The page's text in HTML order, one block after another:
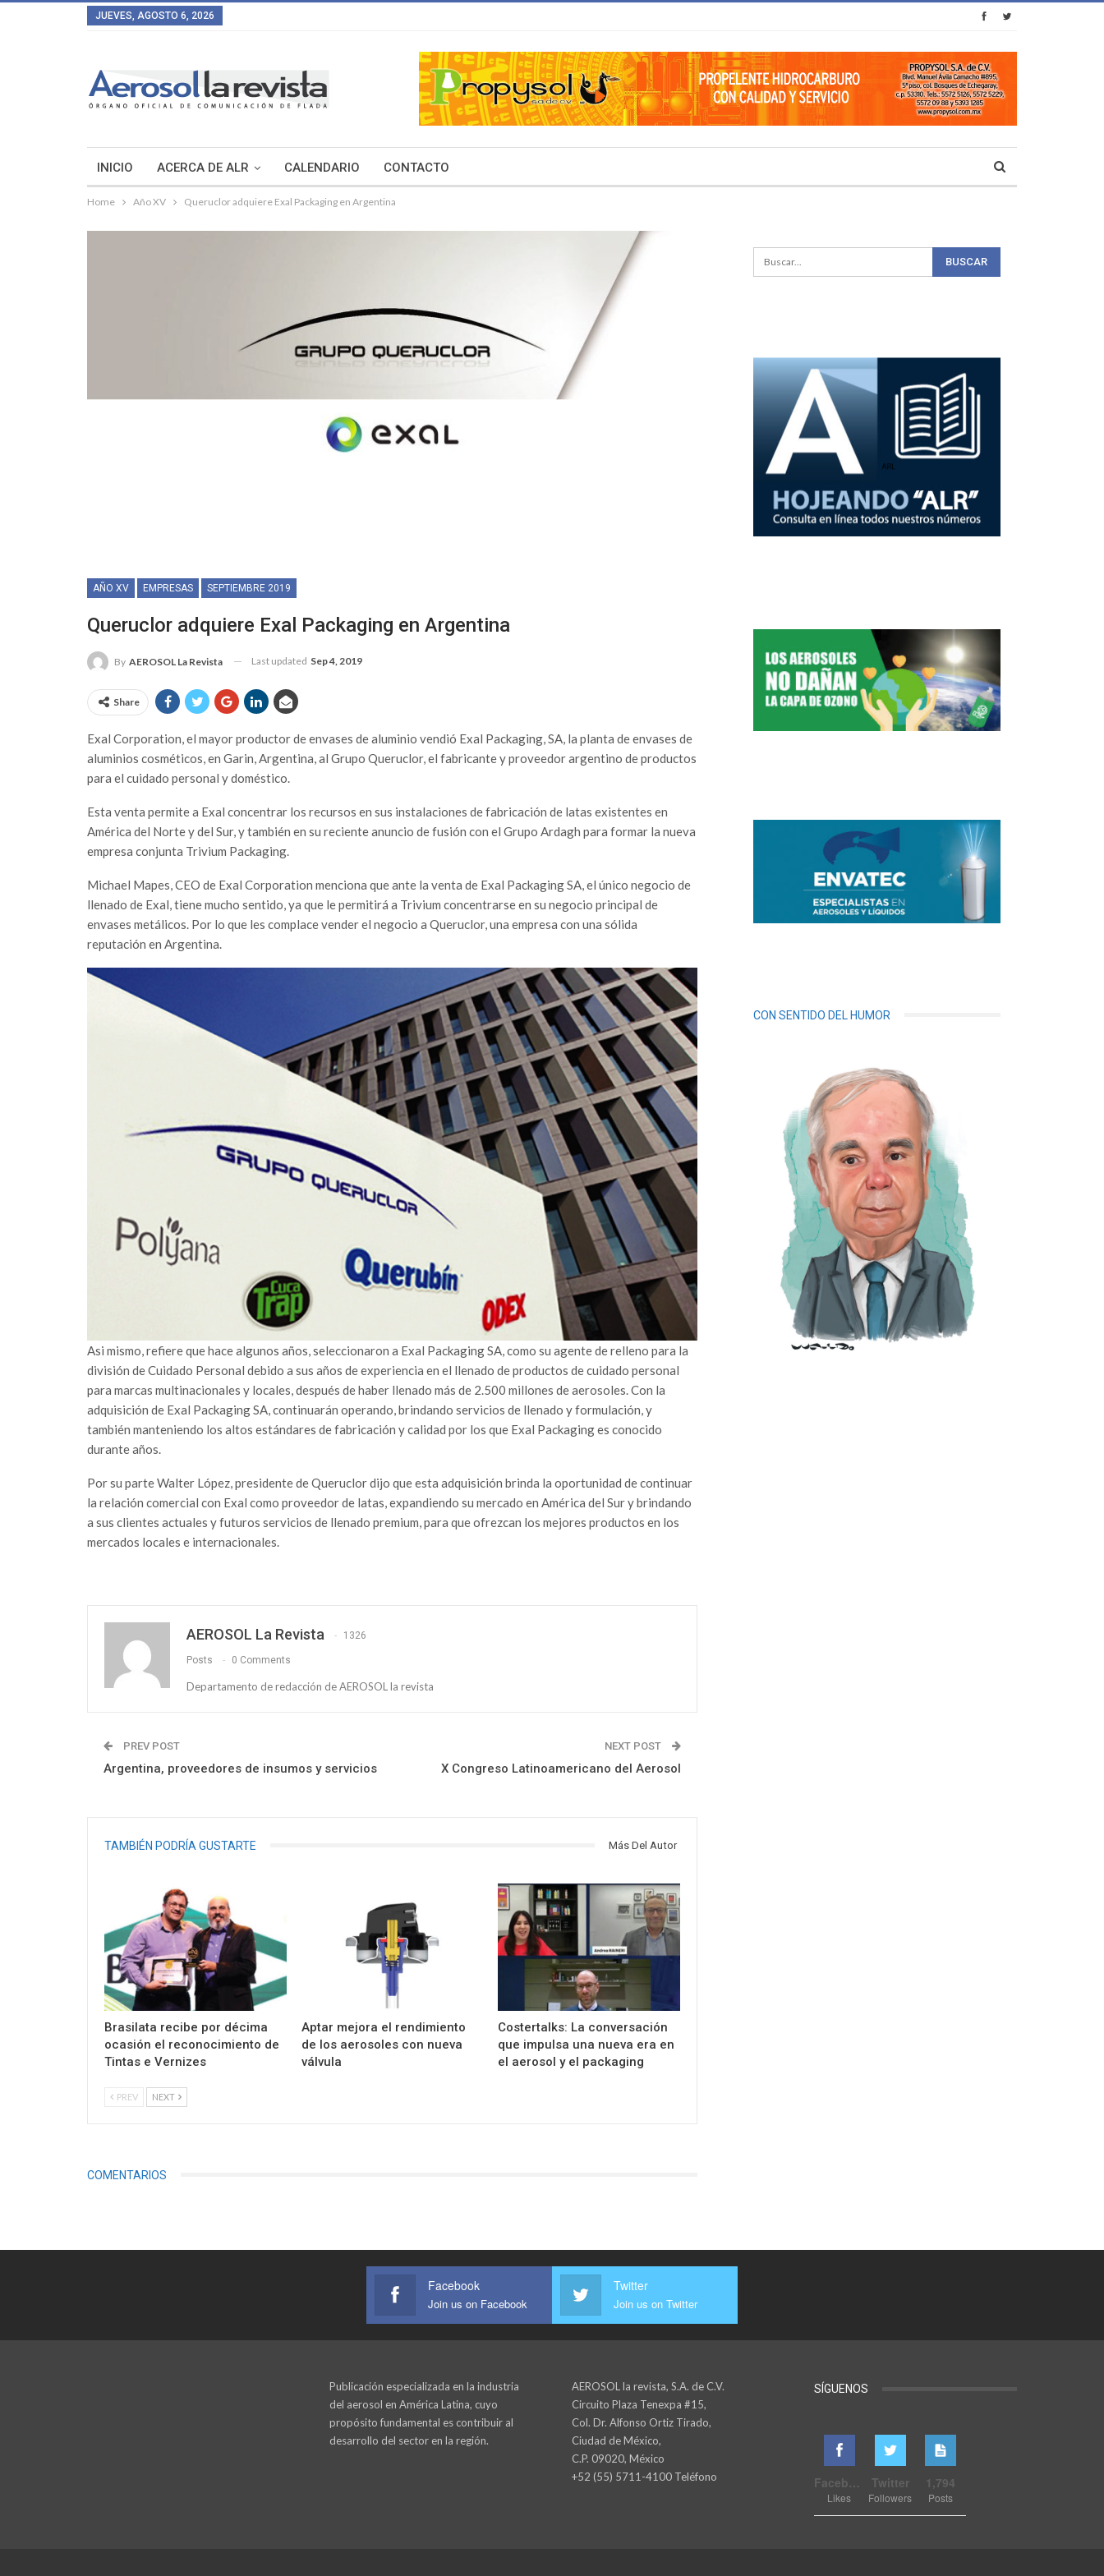
JUEVES, AGOSTO 6, 2026
INICIO ACERCA DE ALR CALENDARIO CONTACTO
Home Año XV Queruclor adquiere Exal Packaging en Argentina
AÑO XV EMPRESAS SEPTIEMBRE 2019
Queruclor adquiere Exal Packaging en Argentina
By AEROSOL La Revista Last updated Sep 4, 2019
Share
Exal Corporation, el mayor productor de envases de aluminio vendió Exal Packaging, SA, la planta de envases de
aluminios cosméticos, en Garin, Argentina, al Grupo Queruclor, el fabricante y proveedor argentino de productos
para el cuidado personal y doméstico.
Esta venta permite a Exal concentrar los recursos en sus instalaciones de fabricación de latas existentes en
América del Norte y del Sur, y también en su reciente anuncio de fusión con el Grupo Ardagh para formar la nueva
empresa conjunta Trivium Packaging.
Michael Mapes, CEO de Exal Corporation menciona que ante la venta de Exal Packaging SA, el único negocio de
llenado de Exal, tiene mucho sentido, ya que le permitirá a Trivium concentrarse en su negocio principal de
envases metálicos. Por lo que les complace vender el negocio a Queruclor, una empresa con una sólida
reputación en Argentina.
Asi mismo, refiere que hace algunos años, seleccionaron a Exal Packaging SA, como su agente de relleno para la
división de Cuidado Personal debido a sus años de experiencia en el llenado de productos de cuidado personal
para marcas multinacionales y locales, después de haber llenado más de 2.500 millones de aerosoles. Con la
adquisición de Exal Packaging SA, continuarán operando, brindando servicios de llenado y formulación, y
también manteniendo los altos estándares de fabricación y calidad por los que Exal Packaging es conocido
durante años.
Por su parte Walter López, presidente de Queruclor dijo que esta adquisición brinda la oportunidad de continuar
la relación comercial con Exal como proveedor de latas, expandiendo su mercado en América del Sur y brindando
a sus clientes actuales y futuros servicios de llenado premium, para que ofrezcan los mejores productos en los
mercados locales e internacionales.
AEROSOL La Revista 1326
Posts 0 Comments
Departamento de redacción de AEROSOL la revista
PREV POST
Argentina, proveedores de insumos y servicios
NEXT POST
X Congreso Latinoamericano del Aerosol
TAMBIÉN PODRÍA GUSTARTE Más Del Autor
Brasilata recibe por décima
ocasión el reconocimiento de
Tintas e Vernizes
Aptar mejora el rendimiento
de los aerosoles con nueva
válvula
Costertalks: La conversación
que impulsa una nueva era en
el aerosol y el packaging
PREV NEXT
COMENTARIOS
CON SENTIDO DEL HUMOR
Facebook
Join us on Facebook
Twitter
Join us on Twitter
Publicación especializada en la industria
del aerosol en América Latina, cuyo
propósito fundamental es contribuir al
desarrollo del sector en la región.
AEROSOL la revista, S.A. de C.V.
Circuito Plaza Tenexpa #15,
Col. Dr. Alfonso Ortiz Tirado,
Ciudad de México,
C.P. 09020, México
+52 (55) 5711-4100 Teléfono
SÍGUENOS
Facebook
Likes
Twitter
Followers
1,794
Posts